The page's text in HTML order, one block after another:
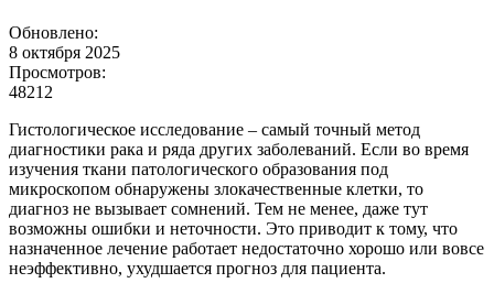
Обновлено:
8 октября 2025
Просмотров:
48212
Гистологическое исследование – самый точный метод
диагностики рака и ряда других заболеваний. Если во время
изучения ткани патологического образования под
микроскопом обнаружены злокачественные клетки, то
диагноз не вызывает сомнений. Тем не менее, даже тут
возможны ошибки и неточности. Это приводит к тому, что
назначенное лечение работает недостаточно хорошо или вовсе
неэффективно, ухудшается прогноз для пациента.